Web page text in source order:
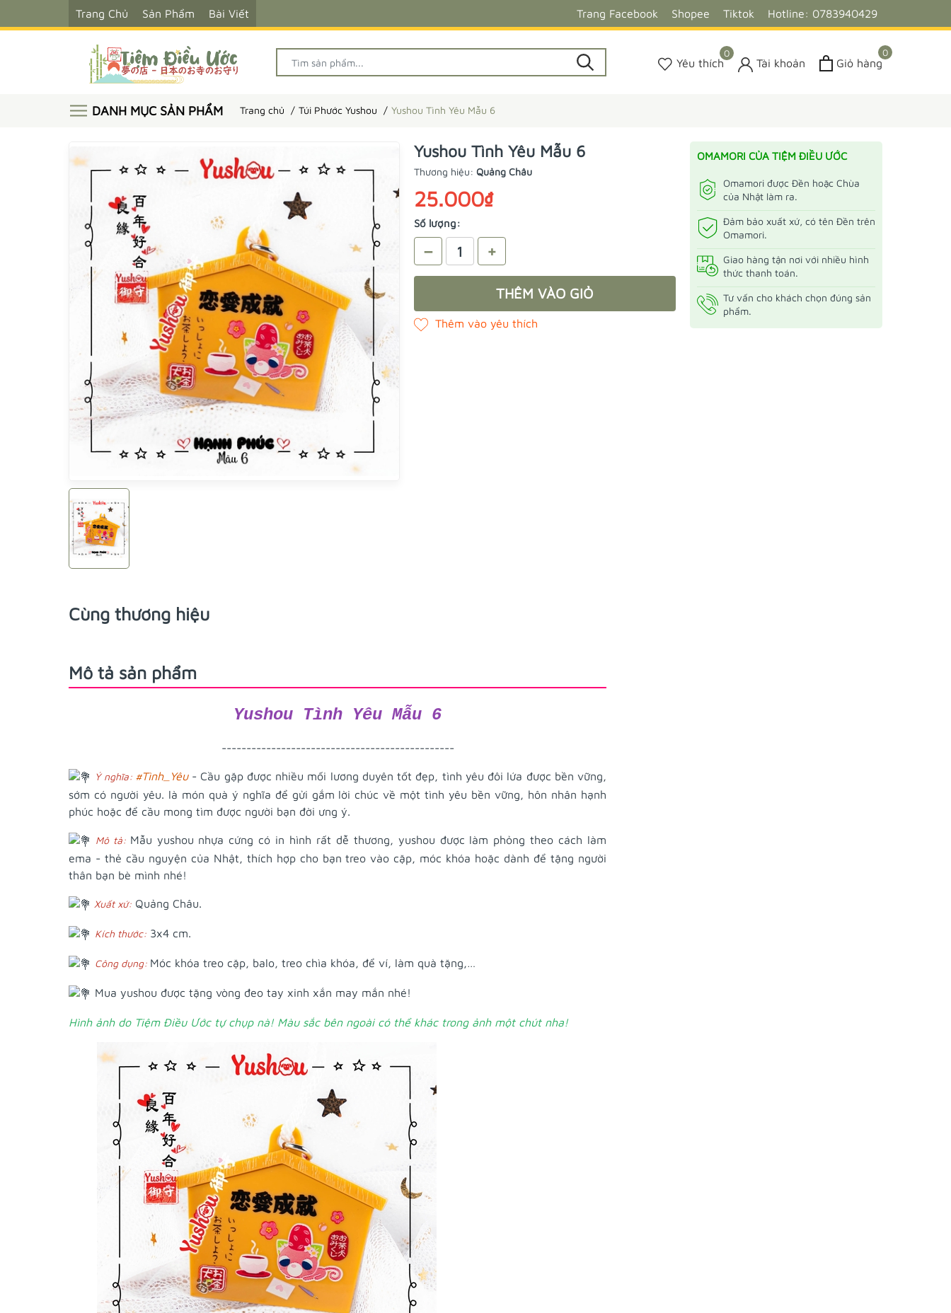
Trang Chủ Sản Phẩm Bài Viết Trang Facebook Shopee Tiktok Hotline: 0783940429
0
Yêu thích Tài khoản
0
Giỏ hàng
DANH MỤC SẢN PHẨM Trang chủ Túi Phước Yushou Yushou Tình Yêu Mẫu 6
Yushou Tình Yêu Mẫu 6
Thương hiệu: Quảng Châu
25.000₫
Số lượng:
– +
THÊM VÀO GIỎ
OMAMORI CỦA TIỆM ĐIỀU ƯỚC
Omamori được Đền hoặc Chùa
của Nhật làm ra.
Đảm bảo xuất xứ, có tên Đền trên
Omamori.
Giao hàng tận nơi với nhiều hình
thức thanh toán.
Tư vấn cho khách chọn đúng sản
phẩm.
Cùng thương hiệu
Mô tả sản phẩm
Yushou Tình Yêu Mẫu 6
-----------------------------------------------
Ý nghĩa: #Tình_Yêu - Cầu gặp được nhiều mối lương duyên tốt đẹp, tình yêu đôi lứa được bền vững,
sớm có người yêu. là món quà ý nghĩa để gửi gắm lời chúc về một tình yêu bền vững, hôn nhân hạnh
phúc hoặc để cầu mong tìm được người bạn đời ưng ý.
Mô tả: Mẫu yushou nhựa cứng có in hình rất dễ thương, yushou được làm phỏng theo cách làm
ema - thẻ cầu nguyện của Nhật, thích hợp cho bạn treo vào cặp, móc khóa hoặc dành để tặng người
thân bạn bè mình nhé!
Xuất xứ: Quảng Châu.
Kích thước: 3x4 cm.
Công dụng: Móc khóa treo cặp, balo, treo chìa khóa, để ví, làm quà tặng,…
Mua yushou được tặng vòng đeo tay xinh xắn may mắn nhé!
Hình ảnh do Tiệm Điều Ước tự chụp nà! Màu sắc bên ngoài có thể khác trong ảnh một chút nha!